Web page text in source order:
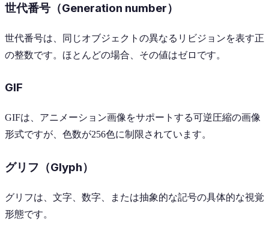
世代番号（Generation number）
世代番号は、同じオブジェクトの異なるリビジョンを表す正
の整数です。ほとんどの場合、その値はゼロです。
GIF
GIFは、アニメーション画像をサポートする可逆圧縮の画像
形式ですが、色数が256色に制限されています。
グリフ（Glyph）
グリフは、文字、数字、または抽象的な記号の具体的な視覚
形態です。